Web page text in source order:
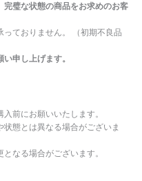
完璧な状態の商品をお求めのお客
ておりません。 （初期不良品
申し上げます。
前にお願いいたします。
態とは異なる場合がございま
なる場合がございます。